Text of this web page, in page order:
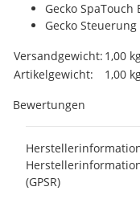
Gecko SpaTouch
Gecko
Produkteigenschaft
Wert
Versandgewicht: 1,00
Artikelgewicht:
1,00
Bewertungen
(GPSR)